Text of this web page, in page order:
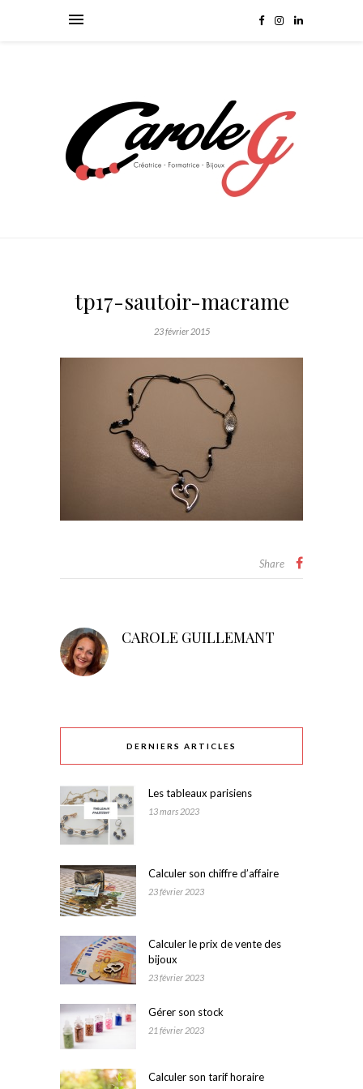
tp17-sautoir-macrame
23 février 2015
Share
CAROLE GUILLEMANT
DERNIERS ARTICLES
Les tableaux parisiens
13 mars 2023
Calculer son chiffre d’affaire
23 février 2023
Calculer le prix de vente des
bijoux
23 février 2023
Gérer son stock
21 février 2023
Calculer son tarif horaire